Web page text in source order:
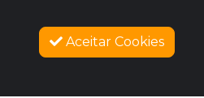
SOBRE NÓS
Aceitar Cookies